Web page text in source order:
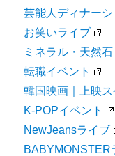
芸能人ディナーシ
お笑いライブ
ミネラル・天然
転職イベント
韓国映画｜上映
K-POPイベント
NewJeansライブ
BABYMONSTER